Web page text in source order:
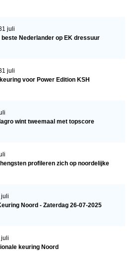
juli
beste Nederlander op EK dressuur
juli
voor Power Edition KSH
wint tweemaal met topscore
profileren zich op noordelijke
Noord - Zaterdag 26-07-2025
keuring Noord